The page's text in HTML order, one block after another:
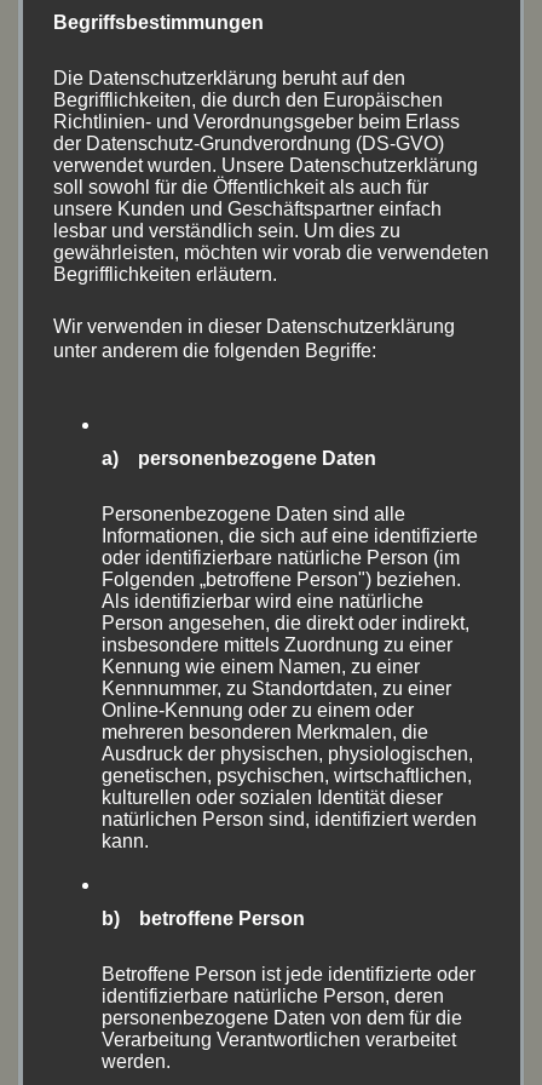
April 2023 (8)
Juni 2022 (11)
Mai 2022(1)
April 2022(1)
März 2022(1)
September 2021 (1)
Juli 2021
Mai 2021(4)
September 2020(1)
August 2020(18)
Juli 2020(1)
Juni 2020(10)
Mai 2020(1)
Oktober 2019(2)
September 2019(6)
August 2019(13)
Juli 2019(2)
Begriffsbestimmungen
Die Datenschutzerklärung beruht auf den
Begrifflichkeiten, die durch den Europäischen
Richtlinien- und Verordnungsgeber beim Erlass
der Datenschutz-Grundverordnung (DS-GVO)
verwendet wurden. Unsere Datenschutzerklärung
soll sowohl für die Öffentlichkeit als auch für
unsere Kunden und Geschäftspartner einfach
lesbar und verständlich sein. Um dies zu
gewährleisten, möchten wir vorab die verwendeten
Begrifflichkeiten erläutern.
Wir verwenden in dieser Datenschutzerklärung
unter anderem die folgenden Begriffe:
a) personenbezogene Daten
Personenbezogene Daten sind alle
Informationen, die sich auf eine identifizierte
oder identifizierbare natürliche Person (im
Folgenden „betroffene Person") beziehen.
Als identifizierbar wird eine natürliche
Person angesehen, die direkt oder indirekt,
insbesondere mittels Zuordnung zu einer
Kennung wie einem Namen, zu einer
Kennnummer, zu Standortdaten, zu einer
Online-Kennung oder zu einem oder
mehreren besonderen Merkmalen, die
Ausdruck der physischen, physiologischen,
genetischen, psychischen, wirtschaftlichen,
kulturellen oder sozialen Identität dieser
natürlichen Person sind, identifiziert werden
kann.
b) betroffene Person
Betroffene Person ist jede identifizierte oder
identifizierbare natürliche Person, deren
personenbezogene Daten von dem für die
Verarbeitung Verantwortlichen verarbeitet
werden.